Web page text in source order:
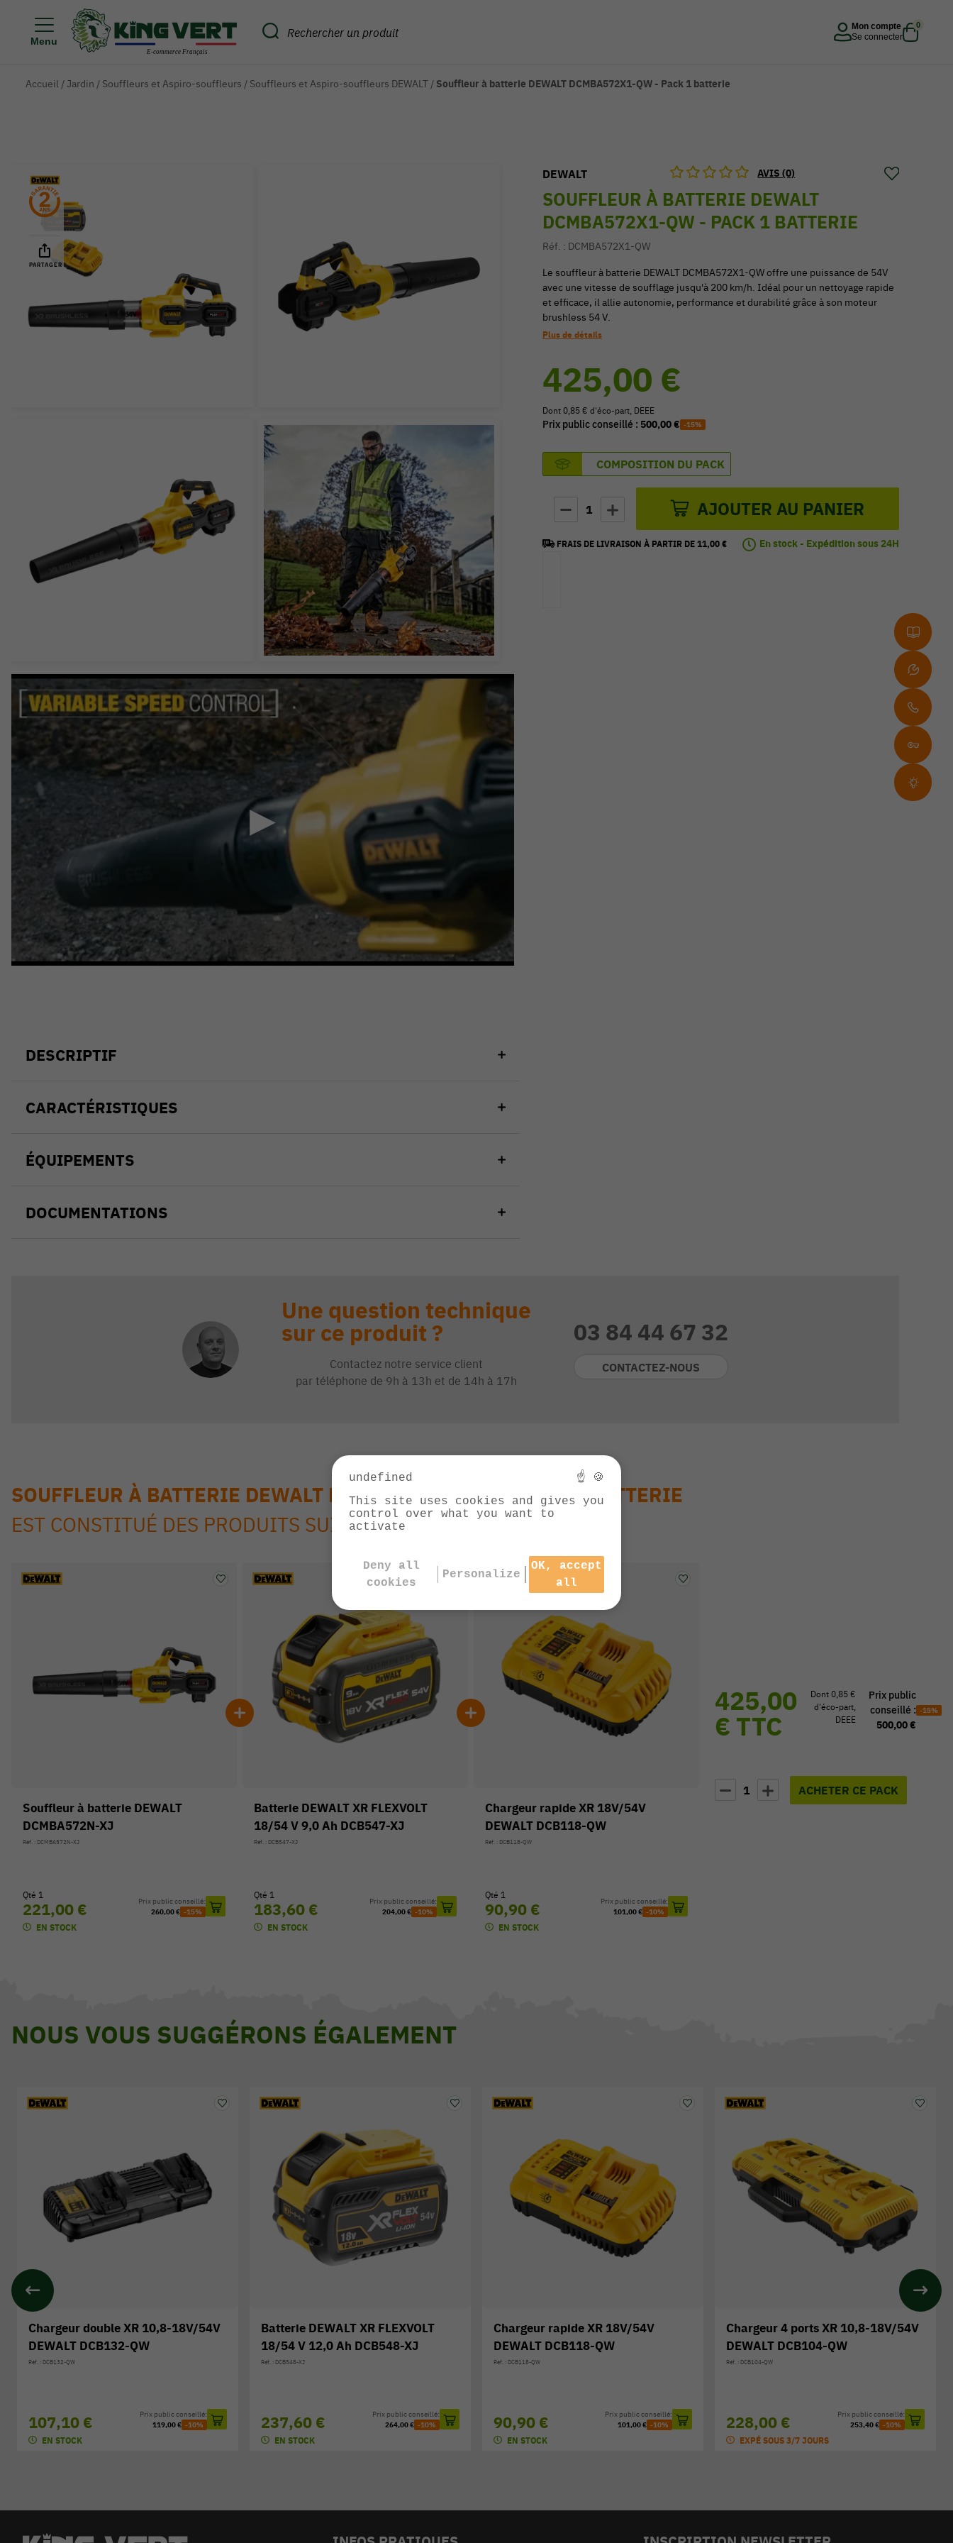
Menu
Mon compte
Se connecter
0
Accueil / Jardin / Souffleurs et Aspiro-souffleurs / Souffleurs et Aspiro-souffleurs DEWALT / Souffleur à batterie DEWALT DCMBA572X1-QW - Pack 1 batterie
PARTAGER
DESCRIPTIF
CARACTÉRISTIQUES
ÉQUIPEMENTS
DOCUMENTATIONS
DEWALT AVIS (0)
SOUFFLEUR À BATTERIE DEWALT
DCMBA572X1-QW - PACK 1 BATTERIE
Réf. : DCMBA572X1-QW
Le souffleur à batterie DEWALT DCMBA572X1-QW offre une puissance de 54V
avec une vitesse de soufflage jusqu'à 200 km/h. Idéal pour un nettoyage rapide
et efficace, il allie autonomie, performance et durabilité grâce à son moteur
brushless 54 V.
Plus de détails
425,00 €
Dont 0,85 € d'éco-part, DEEE
Prix public conseillé : 500,00 € -15%
COMPOSITION DU PACK
1 AJOUTER AU PANIER
FRAIS DE LIVRAISON À PARTIR DE 11,00 € En stock - Expédition sous 24H
Une question technique
sur ce produit ?
Contactez notre service client
par téléphone de 9h à 13h et de 14h à 17h
03 84 44 67 32
CONTACTEZ-NOUS
SOUFFLEUR À BATTERIE DEWALT DCMBA572X1-QW - PACK 1 BATTERIE
EST CONSTITUÉ DES PRODUITS SUIVANTS
Souffleur à batterie DEWALT
DCMBA572N-XJ
Réf. : DCMBA572N-XJ
Qté 1
221,00 €
Prix public conseillé:
260,00 € -15%
EN STOCK
Batterie DEWALT XR FLEXVOLT
18/54 V 9,0 Ah DCB547-XJ
Réf. : DCB547-XJ
Qté 1
183,60 €
Prix public conseillé:
204,00 € -10%
EN STOCK
Chargeur rapide XR 18V/54V
DEWALT DCB118-QW
Réf. : DCB118-QW
Qté 1
90,90 €
Prix public conseillé:
101,00 € -10%
EN STOCK
425,00
€ TTC
Dont 0,85 €
d'éco-part,
DEEE
Prix public
conseillé :
500,00 €
-15%
1 ACHETER CE PACK
NOUS VOUS SUGGÉRONS ÉGALEMENT
Batterie DEWALT XR FLEXVOLT
18/54 V 12,0 Ah DCB548-XJ
Réf. : DCB548-XJ
237,60 €
Prix public conseillé:
264,00 € -10%
EN STOCK
Chargeur rapide XR 18V/54V
DEWALT DCB118-QW
Réf. : DCB118-QW
90,90 €
Prix public conseillé:
101,00 € -10%
EN STOCK
Chargeur 4 ports XR 10,8-18V/54V
DEWALT DCB104-QW
Réf. : DCB104-QW
228,00 €
Prix public conseillé:
253,40 € -10%
EXPÉ SOUS 3/7 JOURS
Batterie DEWALT XR FLEXVOLT
18/54 V 15,0 Ah DCB549-XJ
Réf. : DCB549-XJ
324,00 €
Prix public conseillé:
360,00 € -10%
EN STOCK
undefined
☝ 🍪
This site uses cookies and gives you
control over what you want to
activate
Deny all
cookies
Personalize
OK, accept
all